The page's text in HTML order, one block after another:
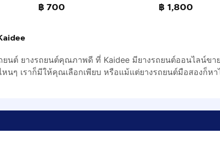
฿ 700 ฿ 1,800
นต์ ยางรถยนต์คุณภาพดี ที่ Kaidee มียางรถยนต์ออนไลน์ขา
หนๆ เราก็มีให้คุณเลือกเพียบ หรือแม้แต่ยางรถยนต์มือสองก็ห